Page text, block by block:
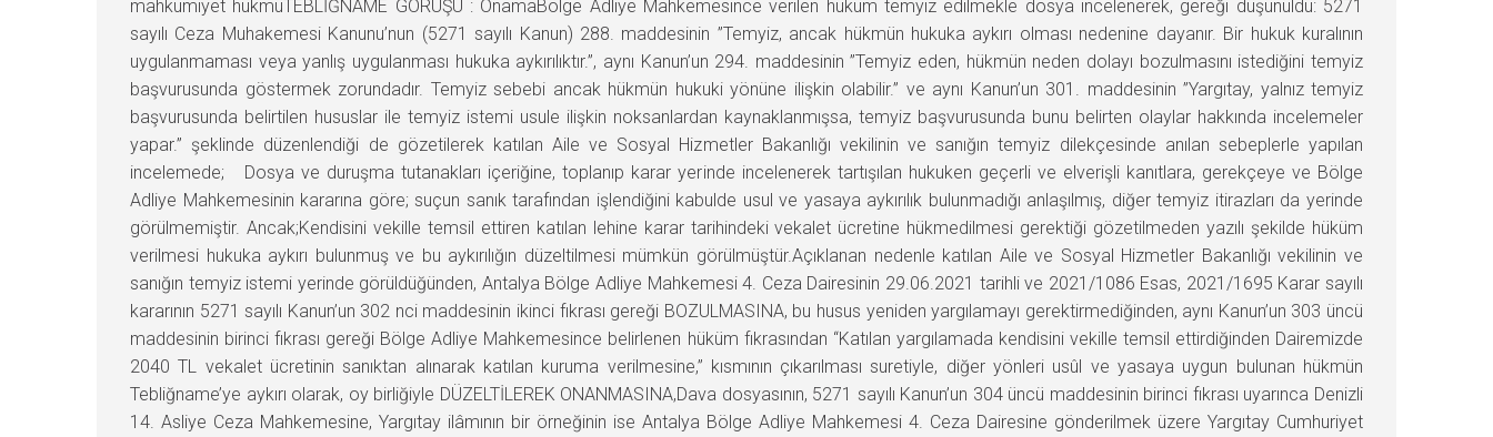
mahkumiyet hükmüTEBLİĞNAME GÖRÜŞÜ : OnamaBölge Adliye Mahkemesince verilen hüküm temyiz edilmekle dosya incelenerek, gereği düşünüldü: 5271
sayılı Ceza Muhakemesi Kanunu’nun (5271 sayılı Kanun) 288. maddesinin ”Temyiz, ancak hükmün hukuka aykırı olması nedenine dayanır. Bir hukuk kuralının
uygulanmaması veya yanlış uygulanması hukuka aykırılıktır.”, aynı Kanun’un 294. maddesinin ”Temyiz eden, hükmün neden dolayı bozulmasını istediğini temyiz
başvurusunda göstermek zorundadır. Temyiz sebebi ancak hükmün hukuki yönüne ilişkin olabilir.” ve aynı Kanun’un 301. maddesinin ”Yargıtay, yalnız temyiz
başvurusunda belirtilen hususlar ile temyiz istemi usule ilişkin noksanlardan kaynaklanmışsa, temyiz başvurusunda bunu belirten olaylar hakkında incelemeler
yapar.” şeklinde düzenlendiği de gözetilerek katılan Aile ve Sosyal Hizmetler Bakanlığı vekilinin ve sanığın temyiz dilekçesinde anılan sebeplerle yapılan
incelemede; Dosya ve duruşma tutanakları içeriğine, toplanıp karar yerinde incelenerek tartışılan hukuken geçerli ve elverişli kanıtlara, gerekçeye ve Bölge
Adliye Mahkemesinin kararına göre; suçun sanık tarafından işlendiğini kabulde usul ve yasaya aykırılık bulunmadığı anlaşılmış, diğer temyiz itirazları da yerinde
görülmemiştir. Ancak;Kendisini vekille temsil ettiren katılan lehine karar tarihindeki vekalet ücretine hükmedilmesi gerektiği gözetilmeden yazılı şekilde hüküm
verilmesi hukuka aykırı bulunmuş ve bu aykırılığın düzeltilmesi mümkün görülmüştür.Açıklanan nedenle katılan Aile ve Sosyal Hizmetler Bakanlığı vekilinin ve
sanığın temyiz istemi yerinde görüldüğünden, Antalya Bölge Adliye Mahkemesi 4. Ceza Dairesinin 29.06.2021 tarihli ve 2021/1086 Esas, 2021/1695 Karar sayılı
kararının 5271 sayılı Kanun’un 302 nci maddesinin ikinci fıkrası gereği BOZULMASINA, bu husus yeniden yargılamayı gerektirmediğinden, aynı Kanun’un 303 üncü
maddesinin birinci fıkrası gereği Bölge Adliye Mahkemesince belirlenen hüküm fıkrasından “Katılan yargılamada kendisini vekille temsil ettirdiğinden Dairemizde
2040 TL vekalet ücretinin sanıktan alınarak katılan kuruma verilmesine,” kısmının çıkarılması suretiyle, diğer yönleri usûl ve yasaya uygun bulunan hükmün
Tebliğname’ye aykırı olarak, oy birliğiyle DÜZELTİLEREK ONANMASINA,Dava dosyasının, 5271 sayılı Kanun’un 304 üncü maddesinin birinci fıkrası uyarınca Denizli
14. Asliye Ceza Mahkemesine, Yargıtay ilâmının bir örneğinin ise Antalya Bölge Adliye Mahkemesi 4. Ceza Dairesine gönderilmek üzere Yargıtay Cumhuriyet